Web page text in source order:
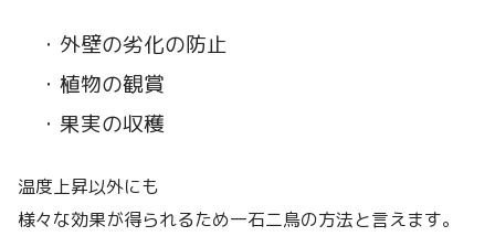
・外壁の劣化の防止
・植物の観賞
・果実の収穫
温度上昇以外にも
様々な効果が得られるため一石二鳥の方法と言えます。